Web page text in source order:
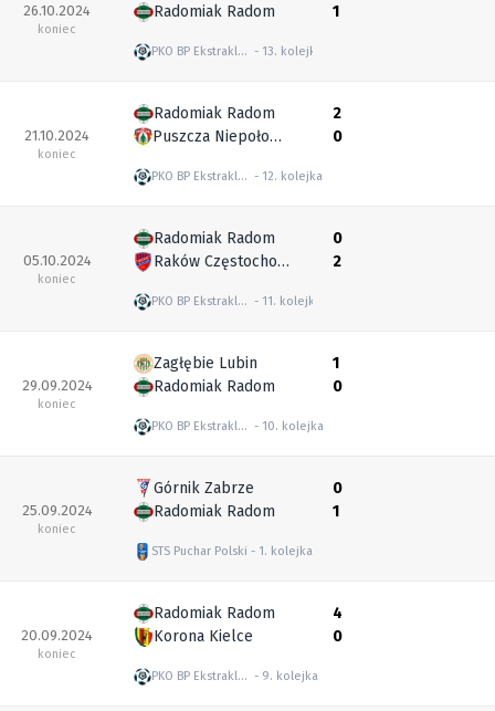
26.10.2024
koniec
Radomiak Radom
PKO BP Ekstraklasa 13. kolejka
1
21.10.2024
koniec
Radomiak Radom
Puszcza Niepołomice
PKO BP Ekstraklasa 12. kolejka
2
0
05.10.2024
koniec
Radomiak Radom
Raków Częstochowa
PKO BP Ekstraklasa 11. kolejka
0
2
29.09.2024
koniec
Zagłębie Lubin
Radomiak Radom
PKO BP Ekstraklasa 10. kolejka
1
0
25.09.2024
koniec
Górnik Zabrze
Radomiak Radom
STS Puchar Polski 1. kolejka
0
1
20.09.2024
koniec
Radomiak Radom
Korona Kielce
PKO BP Ekstraklasa 9. kolejka
4
0